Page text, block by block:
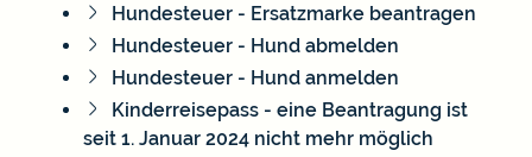
Hundesteuer - Ersatzmarke beantragen
Hundesteuer - Hund abmelden
Hundesteuer - Hund anmelden
Kinderreisepass - eine Beantragung ist
seit 1. Januar 2024 nicht mehr möglich